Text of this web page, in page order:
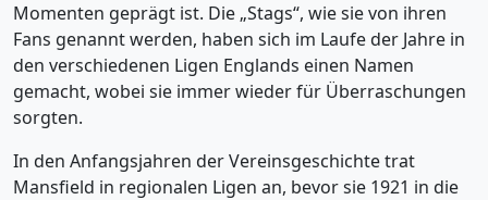
Momenten geprägt ist. Die „Stags“, wie sie von ihren
Fans genannt werden, haben sich im Laufe der Jahre in
den verschiedenen Ligen Englands einen Namen
gemacht, wobei sie immer wieder für Überraschungen
sorgten.
In den Anfangsjahren der Vereinsgeschichte trat
Mansfield in regionalen Ligen an, bevor sie 1921 in die